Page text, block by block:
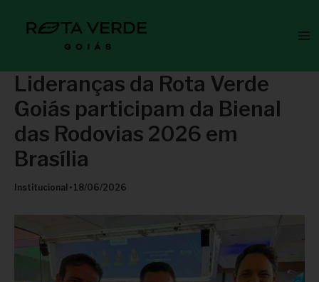
Lideranças da Rota Verde
Goiás participam da Bienal
das Rodovias 2026 em
Brasília
Institucional • 18/06/2026